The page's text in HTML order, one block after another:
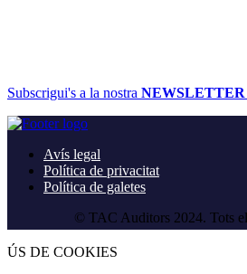
Subscrigui's a la nostra NEWSLETTER
Avís legal
Política de privacitat
Política de galetes
© TAC Auditors 2024. Tots els
ÚS DE COOKIES